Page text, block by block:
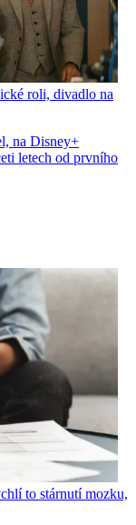
roli, divadlo na
na Disney+
letech od prvního
to stárnutí mozku,